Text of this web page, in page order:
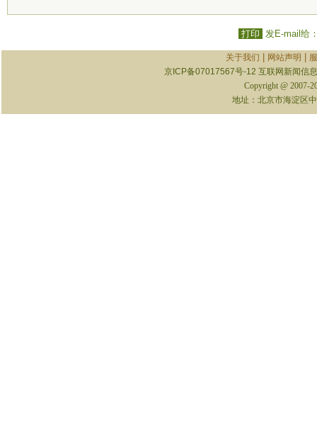
打印 发E-mail给
关于我们 网站声明
京ICP备07017567号-12 互联网新闻信
Copyright @ 2007-
地址：北京市海淀区